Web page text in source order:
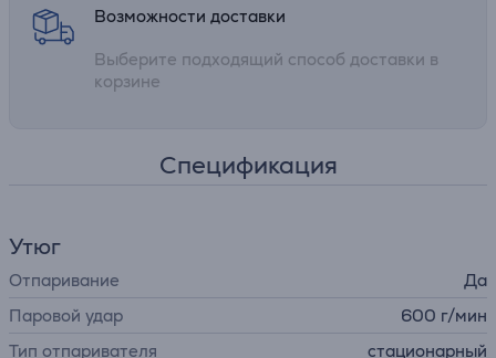
Возможности доставки
Выберите подходящий способ доставки в
корзине
Спецификация
Утюг
Отпаривание
Да
Паровой удар
600 г/мин
Тип отпаривателя
стационарный